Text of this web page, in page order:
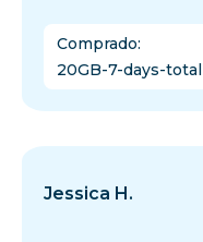
Comprado:
20GB-7-days-total
Jessica H.